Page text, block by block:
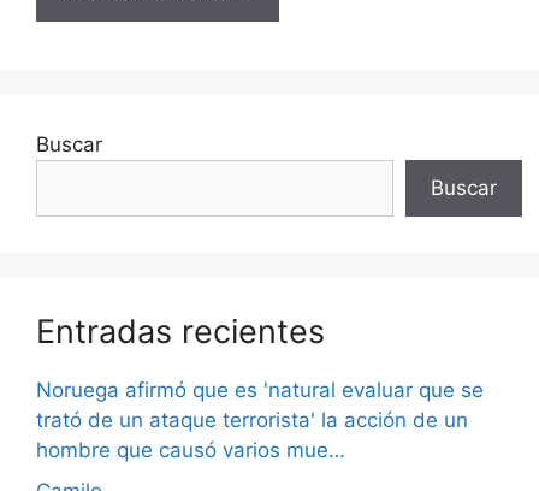
Buscar
Buscar
Entradas recientes
Noruega afirmó que es 'natural evaluar que se
trató de un ataque terrorista' la acción de un
hombre que causó varios mue…